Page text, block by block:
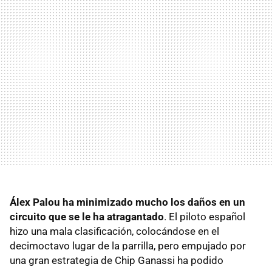
Álex Palou ha minimizado mucho los daños en un
circuito que se le ha atragantado. El piloto español
hizo una mala clasificación, colocándose en el
decimoctavo lugar de la parrilla, pero empujado por
una gran estrategia de Chip Ganassi ha podido